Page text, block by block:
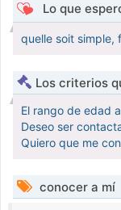
Lo que
quelle soit simple,
Los criterios
El rango de edad
Deseo ser
Quiero que me
conocer a mí